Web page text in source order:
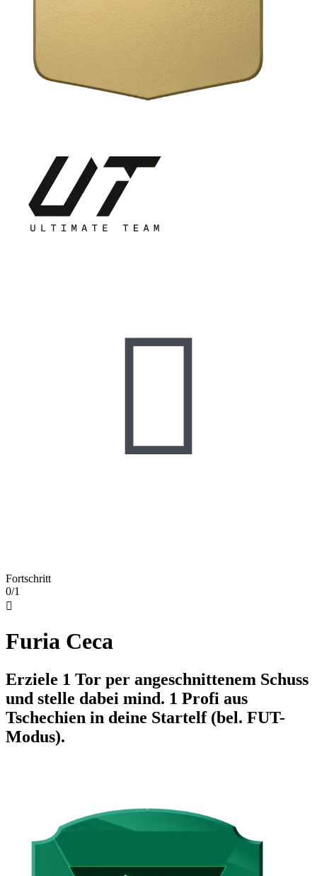

Fortschritt
0/1

Furia Ceca
Erziele 1 Tor per angeschnittenem Schuss
und stelle dabei mind. 1 Profi aus
Tschechien in deine Startelf (bel. FUT-
Modus).